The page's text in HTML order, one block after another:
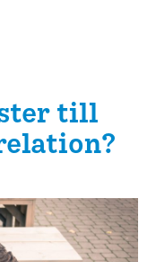
till